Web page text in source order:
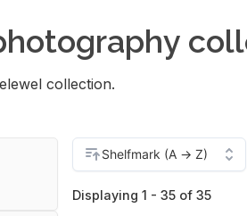
collection.
Displaying 1 - 35 of 35